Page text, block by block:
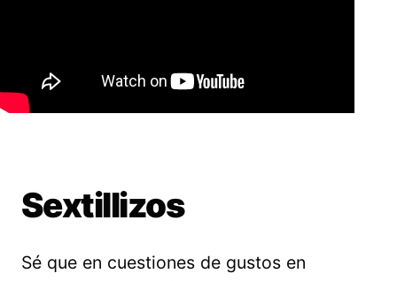
Sextillizos
Sé que en cuestiones de gustos en